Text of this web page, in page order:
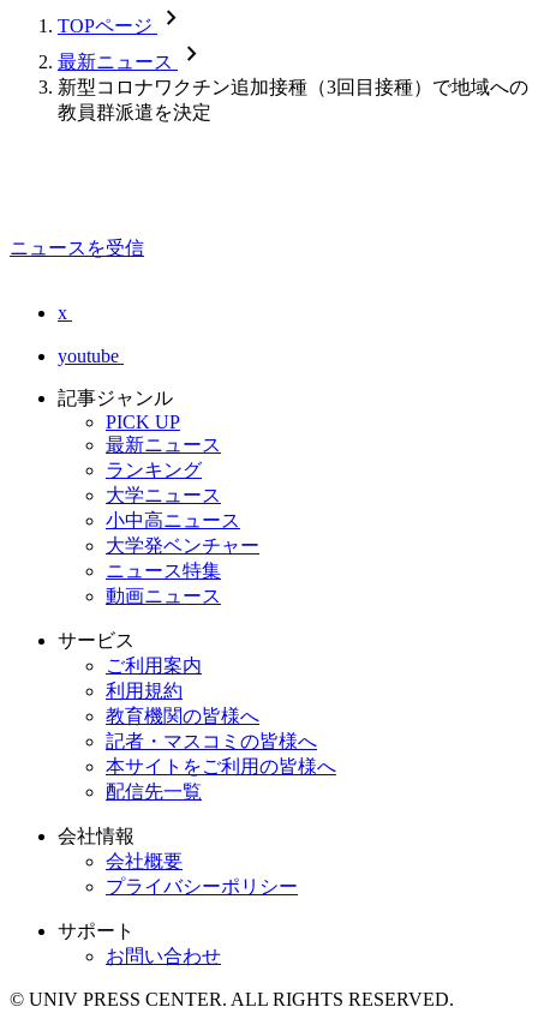
TOPページ chevron_forward
最新ニュース chevron_forward
新型コロナワクチン追加接種（3回目接種）で地域への
教員群派遣を決定
ニュースを受信
x
youtube
記事ジャンル
PICK UP
最新ニュース
ランキング
大学ニュース
小中高ニュース
大学発ベンチャー
ニュース特集
動画ニュース
サービス
ご利用案内
利用規約
教育機関の皆様へ
記者・マスコミの皆様へ
本サイトをご利用の皆様へ
配信先一覧
会社情報
会社概要
プライバシーポリシー
サポート
お問い合わせ
© UNIV PRESS CENTER. ALL RIGHTS RESERVED.